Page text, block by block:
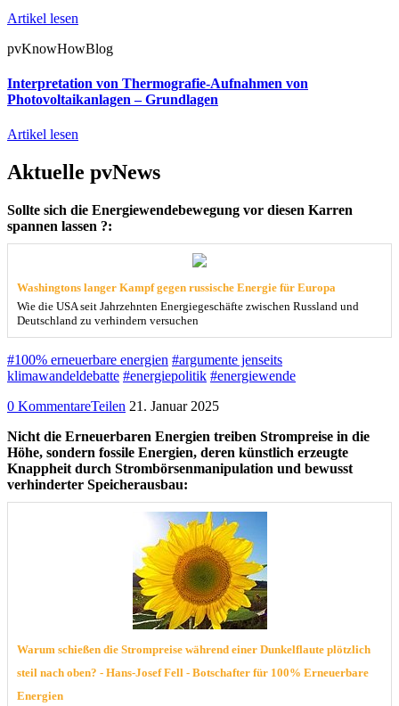
Artikel lesen
pvKnowHowBlog
Interpretation von Thermografie-Aufnahmen von
Photovoltaikanlagen – Grundlagen
Artikel lesen
Aktuelle pvNews
Sollte sich die Energiewendebewegung vor diesen Karren
spannen lassen ?:
Washingtons langer Kampf gegen russische Energie für Europa
Wie die USA seit Jahrzehnten Energiegeschäfte zwischen Russland und
Deutschland zu verhindern versuchen
#100% erneuerbare energien #argumente jenseits
klimawandeldebatte #energiepolitik #energiewende
0 KommentareTeilen 21. Januar 2025
Nicht die Erneuerbaren Energien treiben Strompreise in die
Höhe, sondern fossile Energien, deren künstlich erzeugte
Knappheit durch Strombörsenmanipulation und bewusst
verhinderter Speicherausbau:
Warum schießen die Strompreise während einer Dunkelflaute plötzlich
steil nach oben? - Hans-Josef Fell - Botschafter für 100% Erneuerbare
Energien